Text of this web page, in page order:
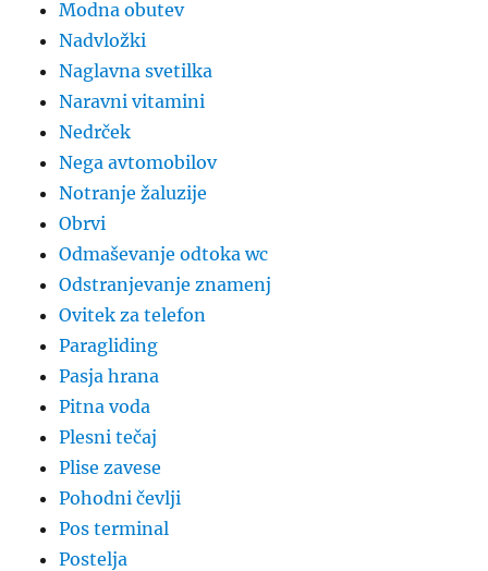
Modna obutev
Nadvložki
Naglavna svetilka
Naravni vitamini
Nedrček
Nega avtomobilov
Notranje žaluzije
Obrvi
Odmaševanje odtoka wc
Odstranjevanje znamenj
Ovitek za telefon
Paragliding
Pasja hrana
Pitna voda
Plesni tečaj
Plise zavese
Pohodni čevlji
Pos terminal
Postelja